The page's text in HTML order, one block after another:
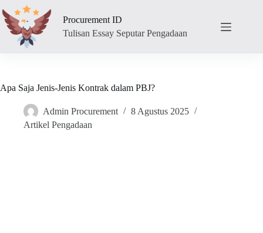
to
content
Procurement ID
Tulisan Essay Seputar Pengadaan
Apa Saja Jenis-Jenis Kontrak dalam PBJ?
Admin Procurement
8 Agustus 2025
Artikel Pengadaan